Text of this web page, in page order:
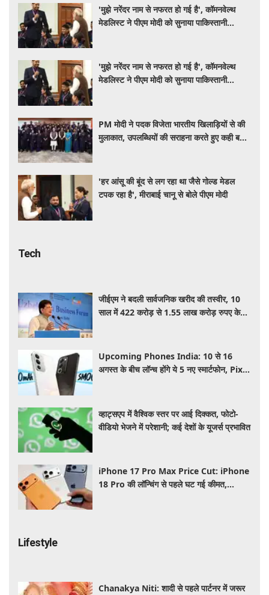
'मुझे नरेंदर नाम से नफरत हो गई है', कॉमनवेल्थ
मेडलिस्ट ने पीएम मोदी को सुनाया पाकिस्तानी
'मुझे नरेंदर नाम से नफरत हो गई है', कॉमनवेल्थ
मेडलिस्ट ने पीएम मोदी को सुनाया पाकिस्तानी
PM मोदी ने पदक विजेता भारतीय खिलाड़ियों से की
मुलाकात, उपलब्धियों की सराहना करते हुए कही बड़ी
'हर आंसू की बूंद से लग रहा था जैसे गोल्ड मेडल
टपक रहा है', मीराबाई चानू से बोले पीएम मोदी
Tech
जीईएम ने बदली सार्वजनिक खरीद की तस्वीर, 10
साल में 422 करोड़ से 1.55 लाख करोड़ रुपए के
Upcoming Phones India: 10 से 16
अगस्त के बीच लॉन्च होंगे ये 5 नए स्मार्टफोन, Pixel
व्हाट्सएप में वैश्विक स्तर पर आई दिक्कत, फोटो-
वीडियो भेजने में परेशानी; कई देशों के यूजर्स प्रभावित
iPhone 17 Pro Max Price Cut: iPhone
18 Pro की लॉन्चिंग से पहले घट गई कीमत,
Lifestyle
Chanakya Niti: शादी से पहले पार्टनर में जरूर